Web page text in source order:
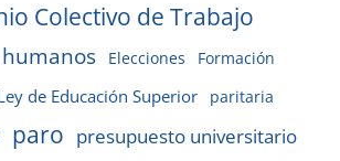
Colectivo de Trabajo
Elecciones Formación
de Educación Superior paritaria
paro presupuesto universitario